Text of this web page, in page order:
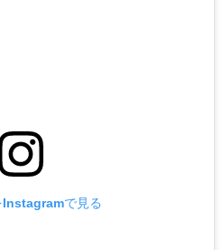
Instagramで見る